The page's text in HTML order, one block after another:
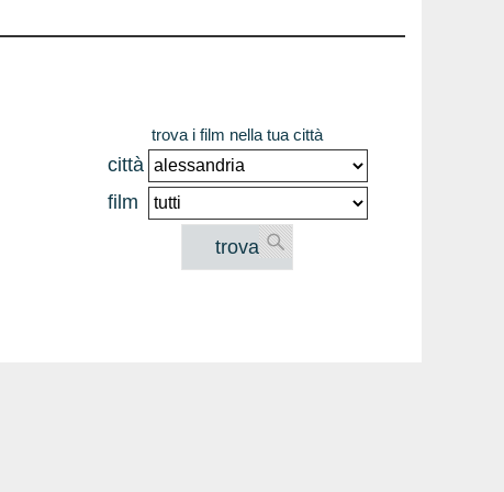
trova i film nella tua città
città
film
trova